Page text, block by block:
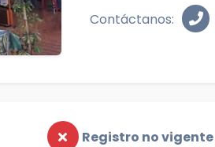
Contáctanos:
Registro no vigente